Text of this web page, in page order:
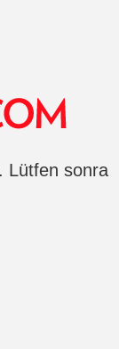
Lütfen sonra